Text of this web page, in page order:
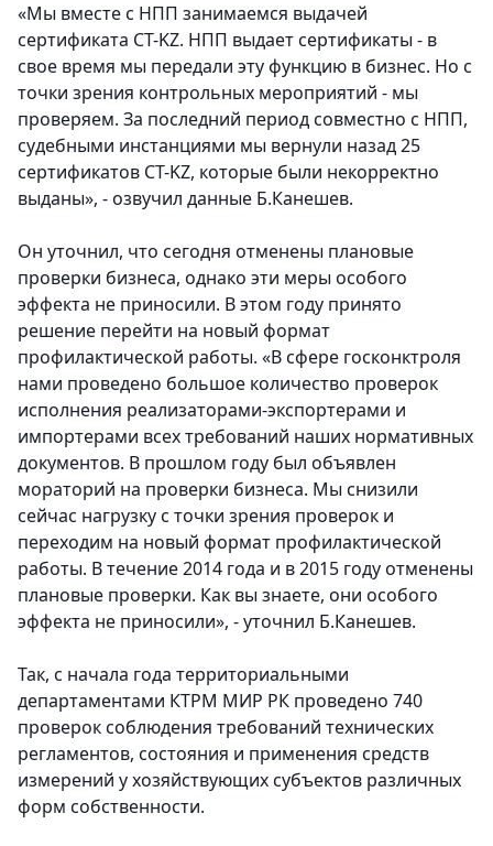
«Мы вместе с НПП занимаемся выдачей
сертификата CT-KZ. НПП выдает сертификаты - в
свое время мы передали эту функцию в бизнес. Но с
точки зрения контрольных мероприятий - мы
проверяем. За последний период совместно с НПП,
судебными инстанциями мы вернули назад 25
сертификатов CT-KZ, которые были некорректно
выданы», - озвучил данные Б.Канешев.
Он уточнил, что сегодня отменены плановые
проверки бизнеса, однако эти меры особого
эффекта не приносили. В этом году принято
решение перейти на новый формат
профилактической работы. «В сфере госконктроля
нами проведено большое количество проверок
исполнения реализаторами-экспортерами и
импортерами всех требований наших нормативных
документов. В прошлом году был объявлен
мораторий на проверки бизнеса. Мы снизили
сейчас нагрузку с точки зрения проверок и
переходим на новый формат профилактической
работы. В течение 2014 года и в 2015 году отменены
плановые проверки. Как вы знаете, они особого
эффекта не приносили», - уточнил Б.Канешев.
Так, с начала года территориальными
департаментами КТРМ МИР РК проведено 740
проверок соблюдения требований технических
регламентов, состояния и применения средств
измерений у хозяйствующих субъектов различных
форм собственности.